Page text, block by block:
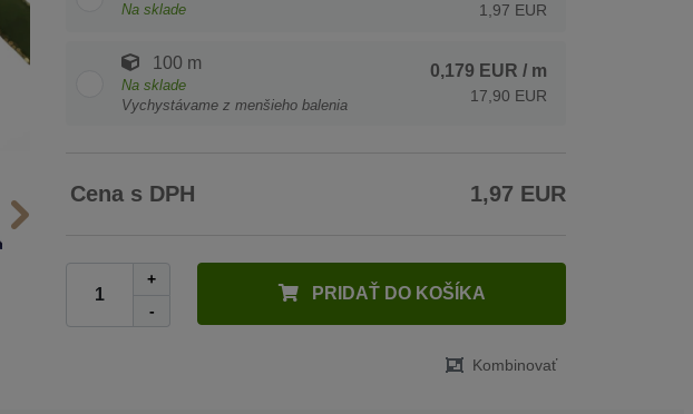
Na sklade 1,97 EUR
100 m
Na sklade
Vychystávame z menšieho balenia
0,179 EUR / m
17,90 EUR
Cena s DPH 1,97 EUR
+
-
PRIDAŤ DO KOŠÍKA
Kombinovať